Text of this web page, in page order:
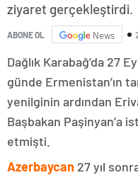
ziyaret gerçekleştirdi.
ABONE OL News
Dağlık Karabağ’da 27
günde Ermenistan’ın
yenilginin ardından
Başbakan Paşinyan’a
etmişti.
Azerbaycan 27 yıl